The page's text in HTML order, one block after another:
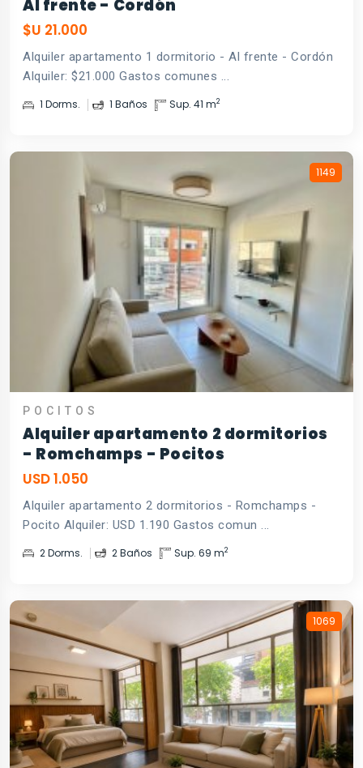
Al frente - Cordón
$U 21.000
Alquiler apartamento 1 dormitorio - Al frente - Cordón
Alquiler: $21.000 Gastos comunes ...
1 Dorms. 1 Baños Sup. 41 m2
1149
POCITOS
Alquiler apartamento 2 dormitorios
- Romchamps - Pocitos
USD 1.050
Alquiler apartamento 2 dormitorios - Romchamps -
Pocito Alquiler: USD 1.190 Gastos comun ...
2 Dorms. 2 Baños Sup. 69 m2
1069